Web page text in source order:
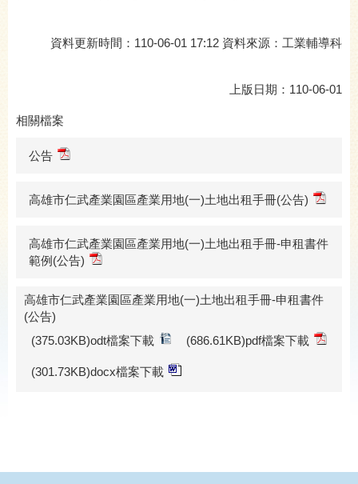
資料更新時間：110-06-01 17:12 資料來源：工業輔導科
上版日期：110-06-01
相關檔案
公告
高雄市仁武產業園區產業用地(一)土地出租手冊(公告)
高雄市仁武產業園區產業用地(一)土地出租手冊-申租書件
範例(公告)
高雄市仁武產業園區產業用地(一)土地出租手冊-申租書件
(公告)
(375.03KB)odt檔案下載
(686.61KB)pdf檔案下載
(301.73KB)docx檔案下載